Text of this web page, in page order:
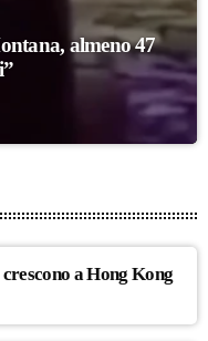
almeno 47
a Hong Kong